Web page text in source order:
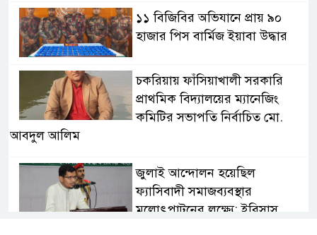
১১ বিজিবির অভিযানে প্রায় ৯০
হাজার পিস বার্মিজ ইয়াবা উদ্ধার
চকরিয়ায় ফাঁসিয়াখালী সরকারি
প্রাথমিক বিদ্যালয়ের ম্যানেজিং
কমিটির সভাপতি নির্বাচিত মো.
আবদুল আলিম
জুলাই আন্দোলন হয়েছিল
ফ্যাসিবাদী সমাজব্যবস্থার
মূলোৎপাটনের লক্ষ্যে; ইবিসাস